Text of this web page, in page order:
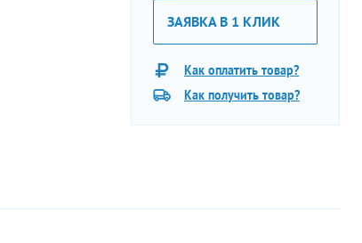
ЗАЯВКА В 1 КЛИК
Как оплатить товар?
Как получить товар?